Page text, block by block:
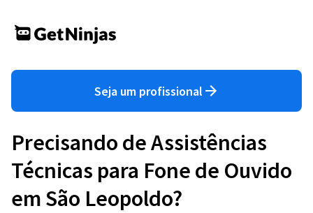
Seja um profissional
Precisando de Assistências
Técnicas para Fone de Ouvido
em São Leopoldo?